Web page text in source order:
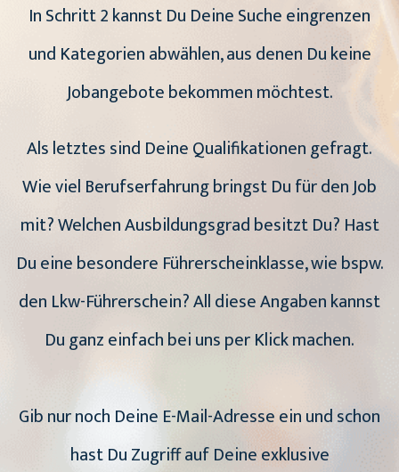
In Schritt 2 kannst Du Deine Suche eingrenzen
und Kategorien abwählen, aus denen Du keine
Jobangebote bekommen möchtest.
Als letztes sind Deine Qualifikationen gefragt.
Wie viel Berufserfahrung bringst Du für den Job
mit? Welchen Ausbildungsgrad besitzt Du? Hast
Du eine besondere Führerscheinklasse, wie bspw.
den Lkw-Führerschein? All diese Angaben kannst
Du ganz einfach bei uns per Klick machen.
Gib nur noch Deine E-Mail-Adresse ein und schon
hast Du Zugriff auf Deine exklusive